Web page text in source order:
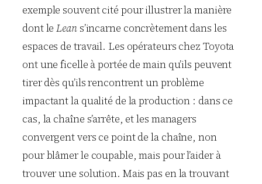
exemple souvent cité pour illustrer la manière
dont leLeans’incarne concrètement dans les
espaces de travail. Les opérateurs chez Toyota
ont une ficelle à portée de main qu’ils peuvent
tirer dès qu’ils rencontrent un problème
impactant la qualité de la production : dans ce
cas, la chaîne s’arrête, et les managers
convergent vers ce point de la chaîne, non
pour blâmer le coupable, mais pour l’aider à
trouver une solution. Mais pas en la trouvant